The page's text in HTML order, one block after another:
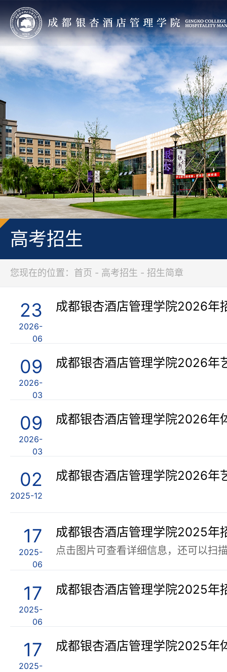
高考招生
您现在的位置：首页 - 高考招生 - 招生简章
23
2026-
06
09
2026-
03
成都银杏酒店管理学院2026年
09
2026-
03
成都银杏酒店管理学院2026年
02
2025-12
成都银杏酒店管理学院2026年
17
2025-
06
点击图片可查看详细信息，还可以扫
17
2025-
06
17
2025-
成都银杏酒店管理学院2025年